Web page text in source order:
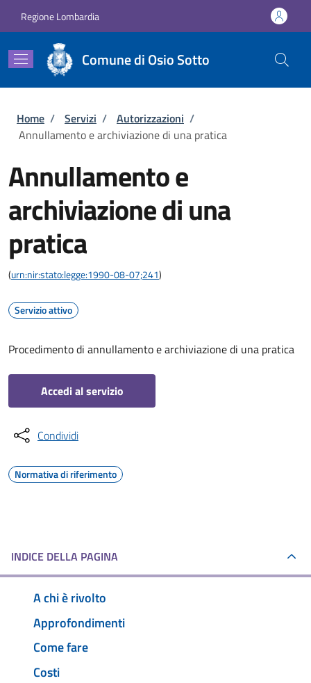
Regione Lombardia
Comune di Osio Sotto
Briciole di pane
Home / Servizi / Autorizzazioni /
Annullamento e archiviazione di una pratica
Annullamento e
archiviazione di una
pratica
(urn:nir:stato:legge:1990-08-07;241)
Servizio attivo
Procedimento di annullamento e archiviazione di una pratica
Accedi al servizio
Condividi
Normativa di riferimento
INDICE DELLA PAGINA
A chi è rivolto
Approfondimenti
Come fare
Costi